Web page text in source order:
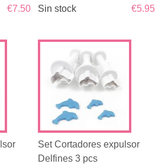
€7.50
€5.95
Sin stock
Set Cortadores expulsor
Delfines 3 pcs